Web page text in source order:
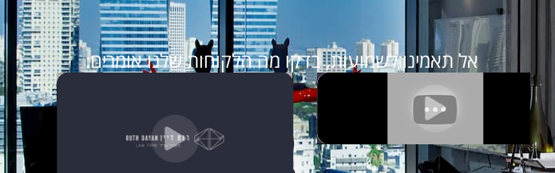
אל תאמינו לשמועות, בדקו מה הלקוחות שלנו אומרים: